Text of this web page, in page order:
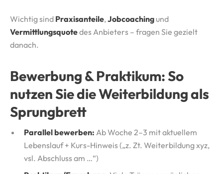
Wichtig sind Praxisanteile,Jobcoaching und
Vermittlungsquotedes Anbieters – fragen Sie gezielt
danach.
Bewerbung & Praktikum: So
nutzen Sie die Weiterbildung als
Sprungbrett
Parallel bewerben: Ab Woche 2–3 mit aktuellem
Lebenslauf + Kurs-Hinweis („z. Zt. Weiterbildung xyz,
vsl. Abschluss am …“)